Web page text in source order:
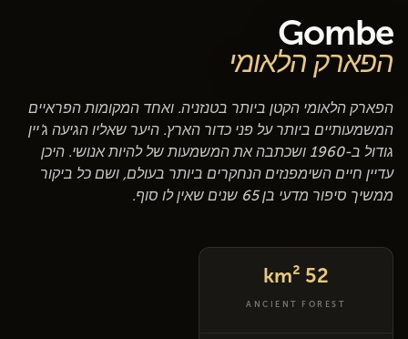
Gombe
הפארק הלאומי
הפארק הלאומי הקטן ביותר בטנזניה. ואחד המקומות הפראיים
המשמעותיים ביותר על פני כדור הארץ. היער שאליו הגיעה ג'יין
גודול ב-1960 ושכתבה את המשמעות של להיות אנושי. היכן
עדיין חיים השימפנזים הנחקרים ביותר בעולם, ושם כל ביקור
ממשיך סיפור מדעי בן 65 שנים שאין לו סוף.
52 km²
ANCIENT FOREST